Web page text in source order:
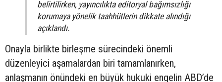
belirtilirken, yayıncılıkta editoryal bağımsızlığı
korumaya yönelik taahhütlerin dikkate alındığı
açıklandı.
Onayla birlikte birleşme sürecindeki önemli
düzenleyici aşamalardan biri tamamlanırken,
anlaşmanın önündeki en büyük hukuki engelin ABD’de